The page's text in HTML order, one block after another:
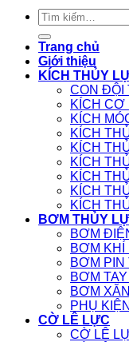
Tìm
kiếm:
Trang chủ
Giới thiệu
KÍCH THỦY
CON ĐỘI
KÍCH CƠ
KÍCH
KÍCH
KÍCH
KÍCH
KÍCH
KÍCH
KÍCH
BƠM THỦY
BƠM
BƠM
BƠM
BƠM
BƠM
PHỤ
CỜ LÊ LỰC
CỜ LÊ